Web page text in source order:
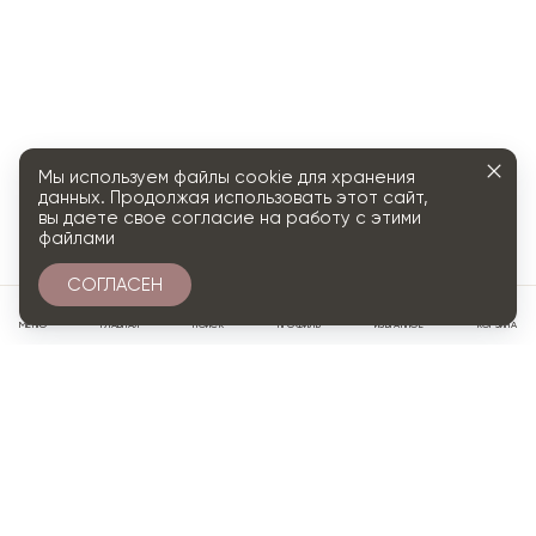
МЕНЮ ГЛАВНАЯ ПОИСК ПРОФИЛЬ ИЗБРАННОЕ КОРЗИНА
Мы используем файлы cookie для хранения
данных. Продолжая использовать этот сайт,
вы даете свое согласие на работу с этими
файлами
СОГЛАСЕН